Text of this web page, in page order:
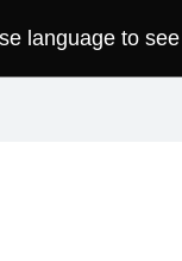
language to